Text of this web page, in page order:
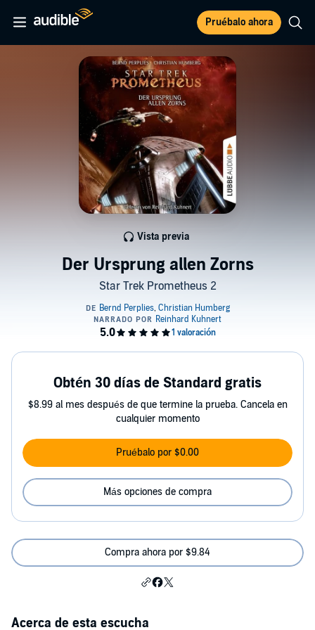
Pruébalo ahora
Der Ursprung allen Zorns
Star Trek Prometheus 2
Vista previa
Obtén 30 días de Standard gratis
$8.99 al mes después de que termine la prueba. Cancela en
cualquier momento
Pruébalo por $0.00
Más opciones de compra
Compra ahora por $9.84
Acerca de esta escucha